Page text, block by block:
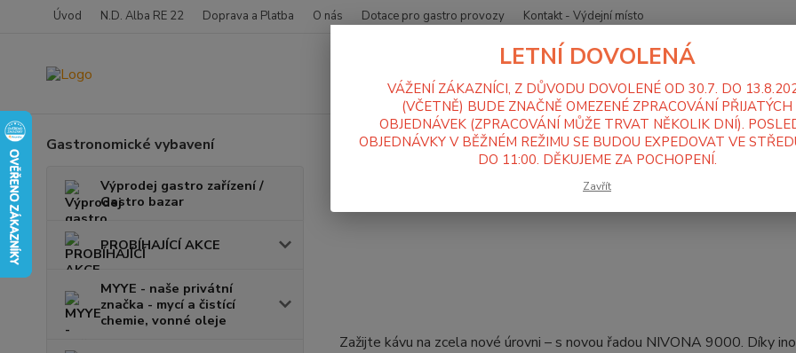
Úvod N.D. Alba RE 22 Doprava a Platba O nás Dotace pro gastro provozy Kontakt - Výdejní místo
Po-Pá
Gastronomické vybavení
Výprodej gastro zařízení /
Gastro bazar
PROBÍHAJÍCÍ AKCE
MYYE - naše privátní
značka - mycí a čistící
chemie, vonné oleje
Úvod Kávovary, mlýnky na kávu Automatické kávovary Nivona Řada 9000
Zažijte kávu na zcela nové úrovni – s novou řadou NIVONA 9000. Díky
LETNÍ DOVOLENÁ
VÁŽENÍ ZÁKAZNÍCI, Z DŮVODU DOVOLENÉ OD 30.7. DO
(VČETNĚ) BUDE ZNAČNĚ OMEZENÉ ZPRACOVÁNÍ PŘIJATÝCH
OBJEDNÁVEK (ZPRACOVÁNÍ MŮŽE TRVAT NĚKOLIK DNÍ).
OBJEDNÁVKY V BĚŽNÉM REŽIMU SE BUDOU EXPEDOVAT VE
DO 11:00. DĚKUJEME ZA POCHOPENÍ.
Zavřít